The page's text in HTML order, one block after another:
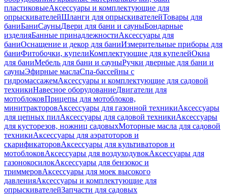
пластиковыеАксессуары и комплектующие для
опрыскивателейШланги для опрыскивателейТовары для
баниБаниСауныДвери для бани и сауныБондарные
изделияБанные принадлежностиАксессуары для
баниОснащение и декор для баниИзмерительные приборы для
баниФитобочки, купелиКомплектующие для купелейОкна
для баниМебель для бани и сауныРучки дверные для бани и
сауныЭфирные маслаСпа-бассейны с
гидромассажемАксессуары и комплектующие для садовой
техникиНавесное оборудованиеДвигатели для
мотоблоковПрицепы для мотоблоков,
минитракторовАксессуары для газонной техникиАксессуары
для цепных пилАксессуары для садовой техникиАксессуары
для кусторезов, ножниц садовыхМоторные масла для садовой
техникиАксессуары для аэратоторов и
скарификаторовАксессуары для культиваторов и
мотоблоковАксессуары для воздуходувокАксессуары для
газонокосилокАксессуары для бензокос и
триммеровАксессуары для моек высокого
давленияАксессуары и комплектующие для
опрыскивателейЗапчасти для садовых